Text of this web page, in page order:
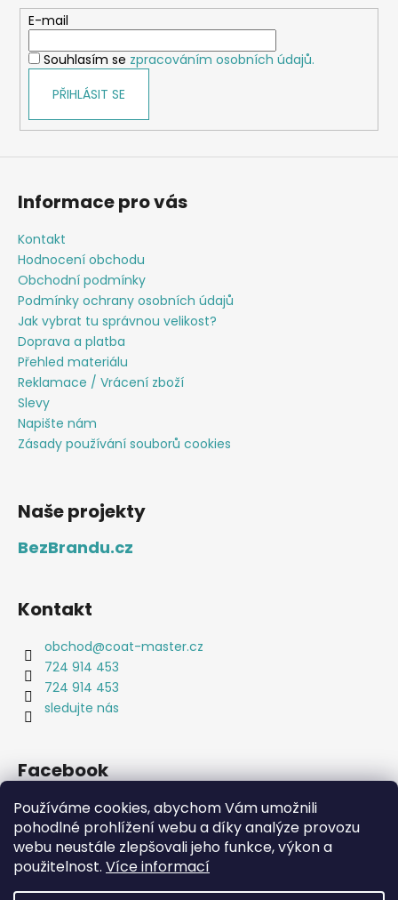
Používáme cookies, abychom Vám umožnili
pohodlné prohlížení webu a díky analýze provozu
webu neustále zlepšovali jeho funkce, výkon a
použitelnost. Více informací
E-mail
Souhlasím se zpracováním osobních údajů.
PŘIHLÁSIT SE
Informace pro vás
Kontakt
Hodnocení obchodu
Obchodní podmínky
Podmínky ochrany osobních údajů
Jak vybrat tu správnou velikost?
Doprava a platba
Přehled materiálu
Reklamace / Vrácení zboží
Slevy
Napište nám
Zásady používání souborů cookies
Naše projekty
BezBrandu.cz
Kontakt
obchod@coat-master.cz
724 914 453
724 914 453
sledujte nás
Facebook
Coat-Master.cz Doplňky ve 100% kvalitě za 10% ceny